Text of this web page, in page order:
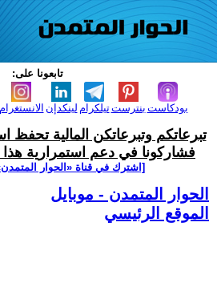
تابعونا على:
الانستغرام لينكدإن تيلكرامبنترست بودكاست
تبرعاتكم وتبرعاتكن المالية تحفظ
فشاركونا في دعم استمرارية هذا
[اشترك في قناة ‫«الحوار
الحوار المتمدن - موبايل
الموقع الرئيسي